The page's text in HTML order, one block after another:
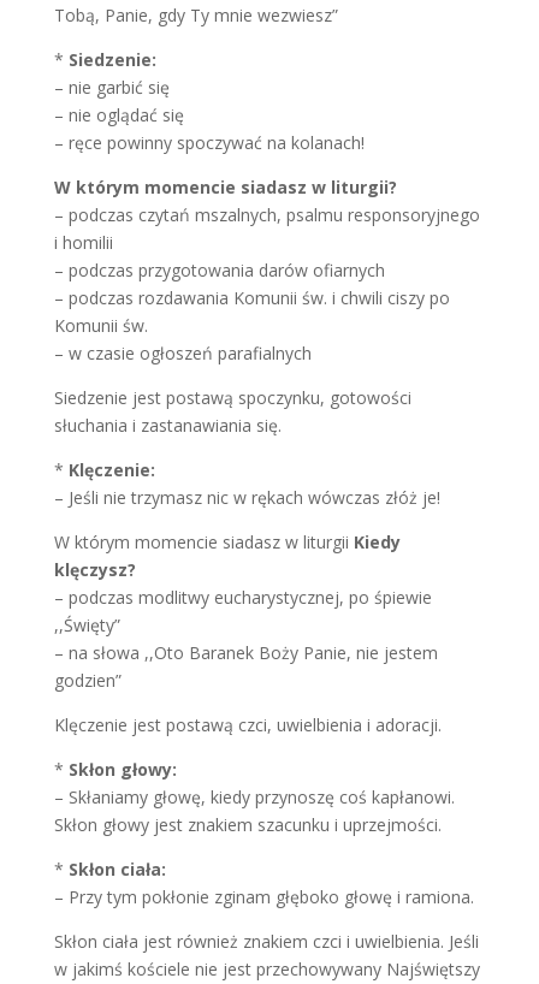
Tobą, Panie, gdy Ty mnie wezwiesz”
* Siedzenie:
– nie garbić się
– nie oglądać się
– ręce powinny spoczywać na kolanach!
W którym momencie siadasz w liturgii?
– podczas czytań mszalnych, psalmu responsoryjnego
i homilii
– podczas przygotowania darów ofiarnych
– podczas rozdawania Komunii św. i chwili ciszy po
Komunii św.
– w czasie ogłoszeń parafialnych
Siedzenie jest postawą spoczynku, gotowości
słuchania i zastanawiania się.
* Klęczenie:
– Jeśli nie trzymasz nic w rękach wówczas złóż je!
W którym momencie siadasz w liturgii Kiedy
klęczysz?
– podczas modlitwy eucharystycznej, po śpiewie
,,Święty”
– na słowa ,,Oto Baranek Boży Panie, nie jestem
godzien”
Klęczenie jest postawą czci, uwielbienia i adoracji.
* Skłon głowy:
– Skłaniamy głowę, kiedy przynoszę coś kapłanowi.
Skłon głowy jest znakiem szacunku i uprzejmości.
* Skłon ciała:
– Przy tym pokłonie zginam głęboko głowę i ramiona.
Skłon ciała jest również znakiem czci i uwielbienia. Jeśli
w jakimś kościele nie jest przechowywany Najświętszy